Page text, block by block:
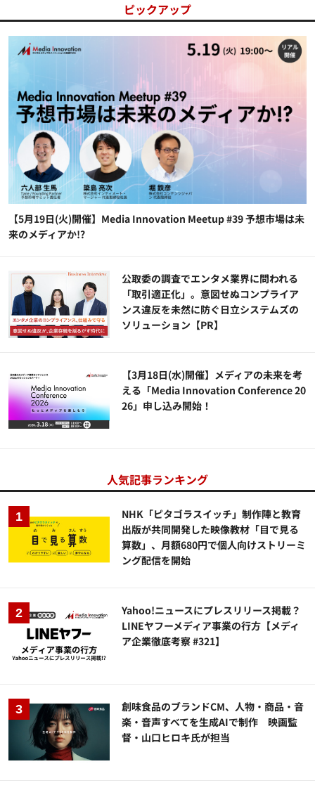
ピックアップ
【5月19日(火)開催】Media Innovation Meetup #39 予想市場は未
来のメディアか!?
公​​取委の調査でエンタメ業界に問われる
「取引適正化」。意図せぬコンプライア
ンス違反を未然に防ぐ日立システムズの
ソリューション​【PR】
【3月18日(水)開催】メディアの未来を考
える「Media Innovation Conference 20
26」申し込み開始！
人気記事ランキング
NHK「ピタゴラスイッチ」制作陣と教育
出版が共同開発した映像教材「目で見る
算数」、月額680円で個人向けストリーミ
ング配信を開始
Yahoo!ニュースにプレスリリース掲載？
LINEヤフーメディア事業の行方【メディ
ア企業徹底考察 #321】
創味食品のブランドCM、人物・商品・音
楽・音声すべてを生成AIで制作 映画監
督・山口ヒロキ氏が担当